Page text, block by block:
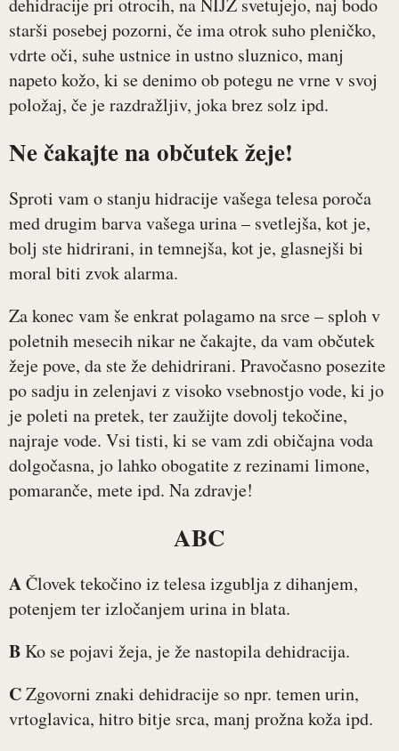
starši posebej pozorni, če ima otrok suho pleničko,
vdrte oči, suhe ustnice in ustno sluznico, manj
napeto kožo, ki se denimo ob potegu ne vrne v svoj
položaj, če je razdražljiv, joka brez solz ipd.
Ne čakajte na občutek žeje!
Sproti vam o stanju hidracije vašega telesa poroča
med drugim barva vašega urina – svetlejša, kot je,
bolj ste hidrirani, in temnejša, kot je, glasnejši bi
moral biti zvok alarma.
Za konec vam še enkrat polagamo na srce – sploh v
poletnih mesecih nikar ne čakajte, da vam občutek
žeje pove, da ste že dehidrirani. Pravočasno posezite
po sadju in zelenjavi z visoko vsebnostjo vode, ki jo
je poleti na pretek, ter zaužijte dovolj tekočine,
najraje vode. Vsi tisti, ki se vam zdi običajna voda
dolgočasna, jo lahko obogatite z rezinami limone,
pomaranče, mete ipd. Na zdravje!
ABC
AČlovek tekočino iz telesa izgublja z dihanjem,
potenjem ter izločanjem urina in blata.
BKo se pojavi žeja, je že nastopila dehidracija.
CZgovorni znaki dehidracije so npr. temen urin,
vrtoglavica, hitro bitje srca, manj prožna koža ipd.